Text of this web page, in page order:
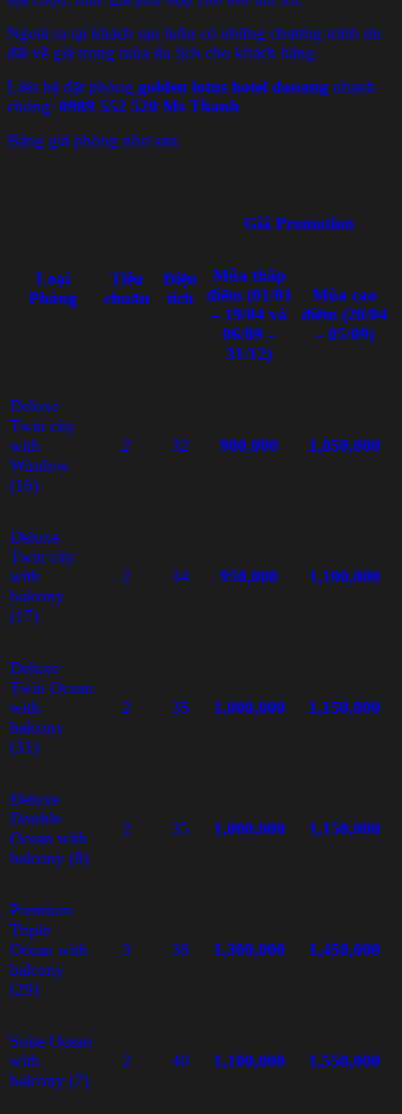
Ngoài ra tại khách sạn luôn có những chương trình ưu
đãi về giá trong mùa du lịch cho khách hàng.
Liên hệ đặt phòng golden lotus hotel danang nhanh
chóng: 0989 552 520 Ms Thanh
Bảng giá phòng như sau:
Loại
Phòng
Tiêu
chuẩn
Diện
tích
Giá Promotion
Mùa thấp
điểm (01/01
– 19/04 và
06/09 –
31/12)
Mùa cao
điểm (20/04
– 05/09)
Deluxe
Twin city
with
Window
(16)
2 32 900,000 1,050,000
Deluxe
Twin city
with
balcony
(17)
2 34 950,000 1,100,000
Deluxe
Twin Ocean
with
balcony
(31)
2 35 1,000,000 1,150,000
Deluxe
Double
Ocean with
balcony (8)
2 35 1,000,000 1,150,000
Premium
Triple
Ocean with
balcony
(29)
3 38 1,300,000 1,450,000
Suite Ocean
with
balcony (7)
2 40 1,100,000 1,550,000